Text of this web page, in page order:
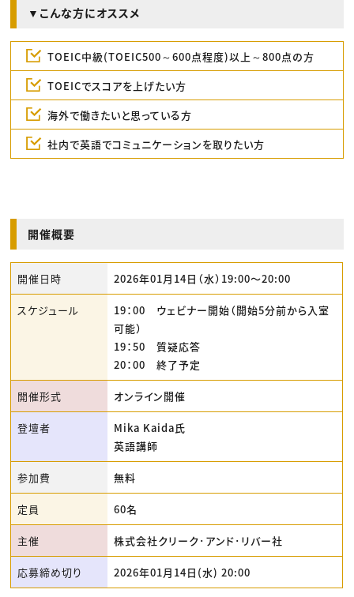
▼こんな方にオススメ
TOEIC中級(TOEIC500～600点程度)以上～800点の方
TOEICでスコアを上げたい方
海外で働きたいと思っている方
社内で英語でコミュニケーションを取りたい方
開催概要
開催日時 2026年01月14日（水）19:00〜20:00
スケジュール
19：00 ウェビナー開始（開始5分前から入室
可能）
19：50 質疑応答
20：00 終了予定
開催形式 オンライン開催
登壇者
Mika Kaida氏
英語講師
参加費 無料
定員 60名
主催 株式会社クリーク･アンド･リバー社
応募締め切り 2026年01月14日(水) 20:00